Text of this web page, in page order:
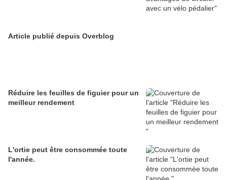
Article publié depuis Overblog
Réduire les feuilles de figuier pour un
meilleur rendement
L'ortie peut être consommée toute
l'année.